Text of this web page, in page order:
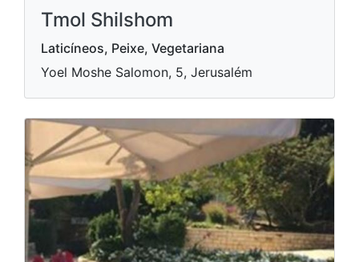
Tmol Shilshom
Laticíneos, Peixe, Vegetariana
Yoel Moshe Salomon, 5, Jerusalém